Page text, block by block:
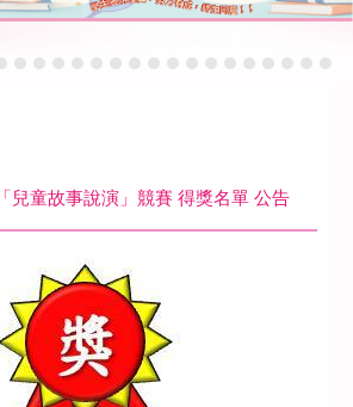
兒童故事說演」競賽 得獎名單 公告